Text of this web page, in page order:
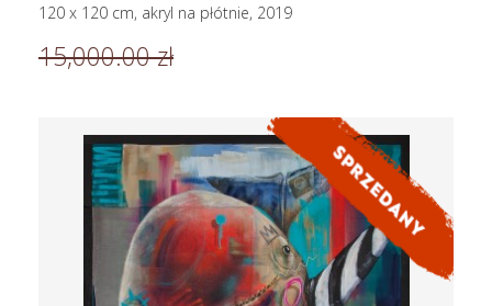
120 x 120 cm, akryl na płótnie, 2019
15,000.00 zł